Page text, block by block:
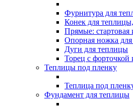
Фурнитура для
Конек для
Прямые:
Опорная ножка
Дуги для теплицы
Торец с
Теплицы под пленку
Теплица под
Фундамент для теплицы